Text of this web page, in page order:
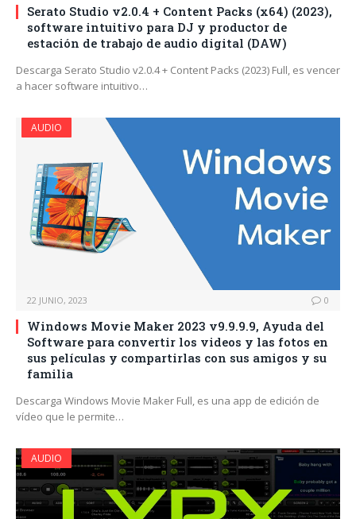
Serato Studio v2.0.4 + Content Packs (x64) (2023),
software intuitivo para DJ y productor de
estación de trabajo de audio digital (DAW)
Descarga Serato Studio v2.0.4 + Content Packs (2023) Full, es vencer
a hacer software intuitivo…
AUDIO
22 JUNIO, 2023 0
Windows Movie Maker 2023 v9.9.9.9, Ayuda del
Software para convertir los videos y las fotos en
sus películas y compartirlas con sus amigos y su
familia
Descarga Windows Movie Maker Full, es una app de edición de
vídeo que le permite…
AUDIO